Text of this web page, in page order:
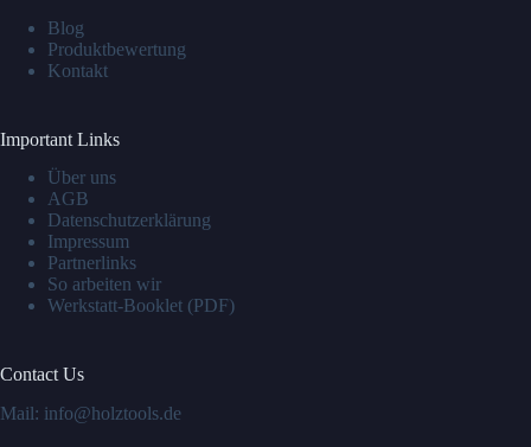
Blog
Produktbewertung
Kontakt
Important Links
Über uns
AGB
Datenschutzerklärung
Impressum
Partnerlinks
So arbeiten wir
Werkstatt-Booklet (PDF)
Contact Us
Mail: info@holztools.de